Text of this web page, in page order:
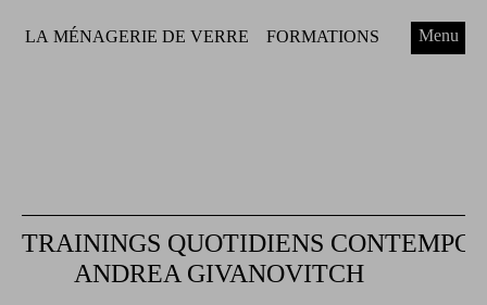
LA MÉNAGERIE DE VERRE FORMATIONS Menu
TRAININGS QUOTIDIENS
ANDREA GIVANOVITCH